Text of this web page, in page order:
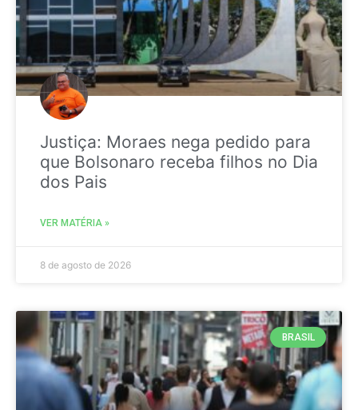
Justiça: Moraes nega pedido para
que Bolsonaro receba filhos no Dia
dos Pais
VER MATÉRIA »
8 de agosto de 2026
BRASIL